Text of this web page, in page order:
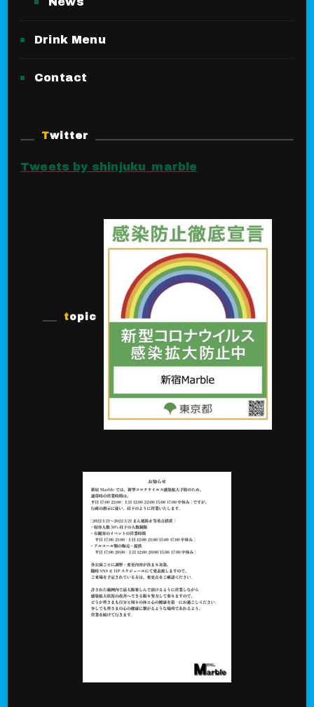
Drink Menu
Contact
Twitter
Tweets by shinjuku_marble
topic